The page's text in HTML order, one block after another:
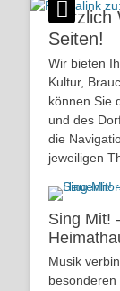
Herzlich
Seiten!
Wir bieten
Kultur,
können Sie
und des
die
jeweiligen
Sing Mit!
Musik
besonderen